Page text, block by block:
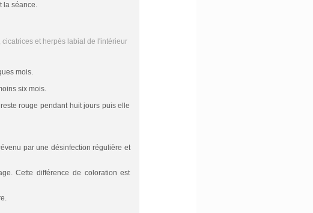
la séance.
mois.
six mois.
rouge pendant huit jours puis elle
par une désinfection régulière et
Cette différence de coloration est